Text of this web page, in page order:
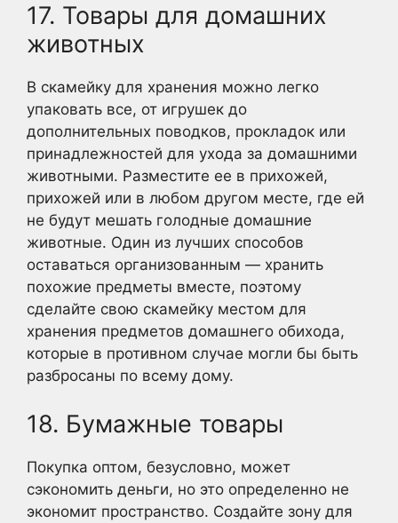
17. Товары для домашних
животных
В скамейку для хранения можно легко
упаковать все, от игрушек до
дополнительных поводков, прокладок или
принадлежностей для ухода за домашними
животными. Разместите ее в прихожей,
прихожей или в любом другом месте, где ей
не будут мешать голодные домашние
животные. Один из лучших способов
оставаться организованным — хранить
похожие предметы вместе, поэтому
сделайте свою скамейку местом для
хранения предметов домашнего обихода,
которые в противном случае могли бы быть
разбросаны по всему дому.
18. Бумажные товары
Покупка оптом, безусловно, может
сэкономить деньги, но это определенно не
экономит пространство. Создайте зону для